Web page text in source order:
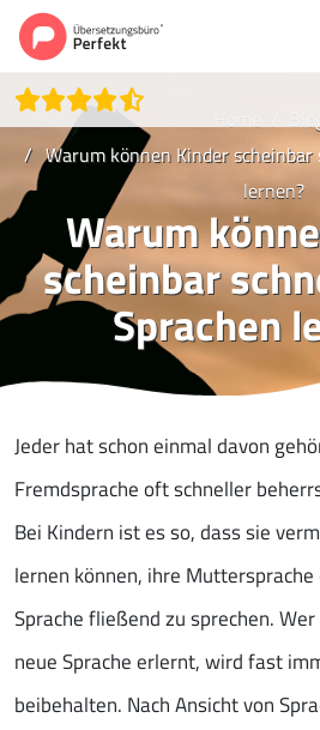
Warum können Kinder
lernen?
Warum
scheinbar
Sprachen
Jeder hat schon einmal davon
Fremdsprache oft schneller
Bei Kindern ist es so, dass sie
lernen können, ihre
Sprache fließend zu sprechen.
neue Sprache erlernt, wird fast
beibehalten. Nach Ansicht von